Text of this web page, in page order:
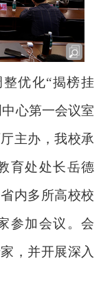
优化“揭榜挂
心第一会议室
主办，我校承
育处处长岳德
内多所高校校
参加会议。会
，并开展深入